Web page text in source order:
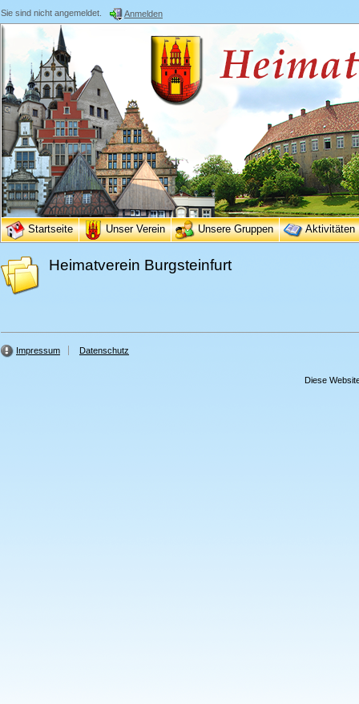
Sie sind nicht angemeldet. Anmelden
Startseite Unser Verein Unsere Gruppen Aktivitäten
Heimatverein Burgsteinfurt
Impressum Datenschutz
Diese